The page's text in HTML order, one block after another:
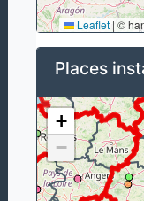
Leaflet | ©
Places
+
−